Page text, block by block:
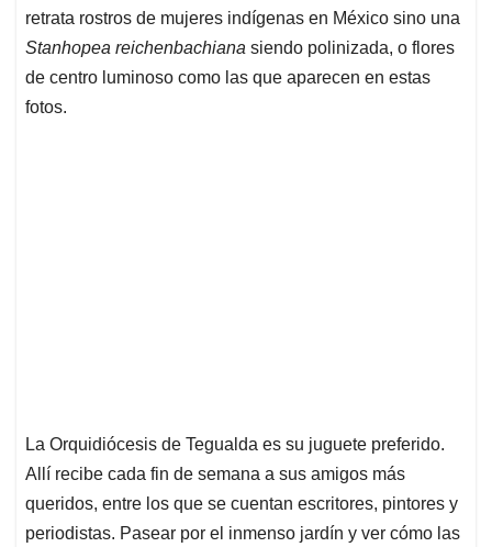
retrata rostros de mujeres indígenas en México sino una
Stanhopea reichenbachiana siendo polinizada, o flores
de centro luminoso como las que aparecen en estas
fotos.
La Orquidiócesis de Tegualda es su juguete preferido.
Allí recibe cada fin de semana a sus amigos más
queridos, entre los que se cuentan escritores, pintores y
periodistas. Pasear por el inmenso jardín y ver cómo las